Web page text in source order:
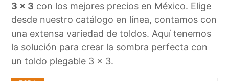
3 x 3 con los mejores precios en México. Elige
desde nuestro catálogo en línea, contamos con
una extensa variedad de toldos. Aquí tenemos
la solución para crear la sombra perfecta con
un toldo plegable 3 x 3.